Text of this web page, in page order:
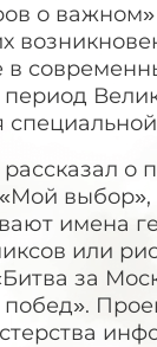
о
в
о
имена
или
за
побед».